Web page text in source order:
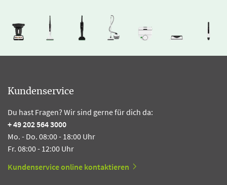
Kundenservice
Du hast Fragen? Wir sind gerne für dich da:
+ 49 202 564 3000
Mo. - Do. 08:00 - 18:00 Uhr
Fr. 08:00 - 12:00 Uhr
Kundenservice online kontaktieren